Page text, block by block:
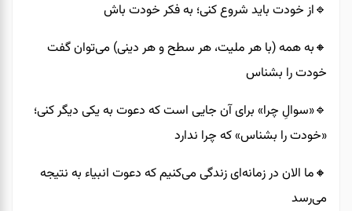
🔹️از خودت باید شروع کنی؛ به فکر خودت باش
🔸️به همه (با هر ملیت، هر سطح و هر دینی) می‌توان گفت
خودت را بشناس
🔹️«سوالِ چرا» برای آن جایی است که دعوت به یکی دیگر کنی؛
«خودت را بشناس» که چرا ندارد
🔸️ما الان در زمانه‌ای زندگی می‌کنیم که دعوت انبیاء به نتیجه
می‌رسد